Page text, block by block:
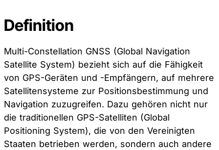
Definition
Multi-Constellation GNSS (Global Navigation
Satellite System) bezieht sich auf die Fähigkeit
von GPS-Geräten und -Empfängern, auf mehrere
Satellitensysteme zur Positionsbestimmung und
Navigation zuzugreifen. Dazu gehören nicht nur
die traditionellen GPS-Satelliten (Global
Positioning System), die von den Vereinigten
Staaten betrieben werden, sondern auch andere